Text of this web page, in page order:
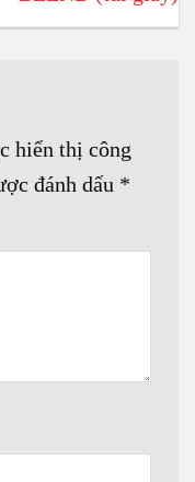
hiển thị công
đánh dấu *